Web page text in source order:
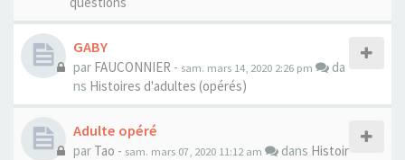
GABY
par FAUCONNIER - sam. mars 14, 2020 2:26 pm
da
ns Histoires d'adultes (opérés)
Adulte opéré
par Tao - sam. mars 07, 2020 11:12 am dans Histoir